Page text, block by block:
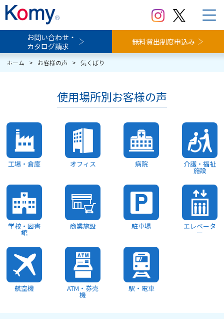
お問い合わせ・
カタログ請求
無料貸出制度申込み
ホーム > お客様の声 > 気くばり
使用場所別お客様の声
工場・倉庫 オフィス 病院 介護・福祉
施設
学校・図書
館
商業施設 駐車場 エレベータ
ー
航空機 ATM・券売
機
駅・電車